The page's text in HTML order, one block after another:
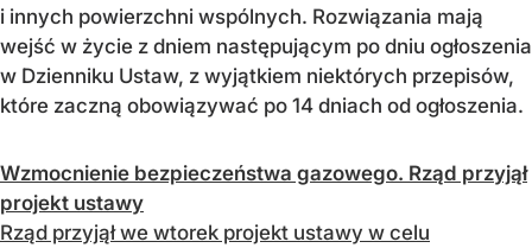
i innych powierzchni wspólnych. Rozwiązania mają
wejść w życie z dniem następującym po dniu ogłoszenia
w Dzienniku Ustaw, z wyjątkiem niektórych przepisów,
które zaczną obowiązywać po 14 dniach od ogłoszenia.
Wzmocnienie bezpieczeństwa gazowego. Rząd przyjął
projekt ustawy
Rząd przyjął we wtorek projekt ustawy w celu